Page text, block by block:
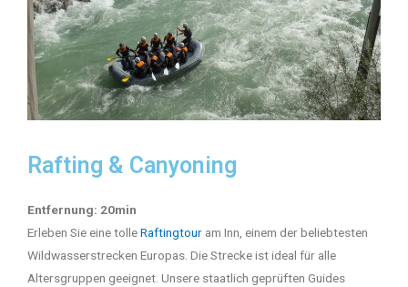
Rafting & Canyoning
Entfernung: 20min
Erleben Sie eine tolleRaftingtour am Inn, einem der beliebtesten
Wildwasserstrecken Europas. Die Strecke ist ideal für alle
Altersgruppen geeignet. Unsere staatlich geprüften Guides